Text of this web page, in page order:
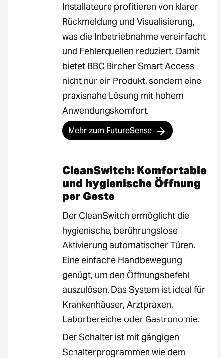
Installateure profitieren von klarer
Rückmeldung und Visualisierung,
was die Inbetriebnahme vereinfacht
und Fehlerquellen reduziert. Damit
bietet BBC Bircher Smart Access
nicht nur ein Produkt, sondern eine
praxisnahe Lösung mit hohem
Anwendungskomfort.
Mehr zum FutureSense
CleanSwitch: Komfortable
und hygienische Öffnung
per Geste
Der CleanSwitch ermöglicht die
hygienische, berührungslose
Aktivierung automatischer Türen.
Eine einfache Handbewegung
genügt, um den Öffnungsbefehl
auszulösen. Das System ist ideal für
Krankenhäuser, Arztpraxen,
Laborbereiche oder Gastronomie.
Der Schalter ist mit gängigen
Schalterprogrammen wie dem